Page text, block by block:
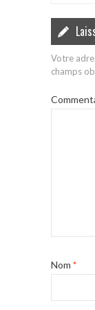
Votre
champs
Nom *